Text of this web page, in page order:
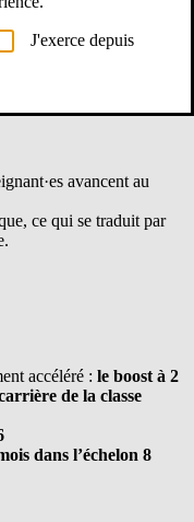
Unsa<
avancent au
ce qui se traduit par
accéléré : le boost à 2
de la classe
dans l’échelon 8
J'exerce depuis